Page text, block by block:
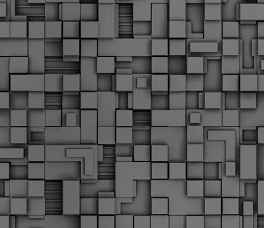
πρόστιμα για 11 διοικητικές
παραβάσεις που έλαβαν
εργασιών από εργολαβικά
συνεργεία και οι οποίες
αφορούσαν εκτέλεση
εργασιών χωρίς νόμιμη
σήμανση και στην απόθεση
υλικών – εργαλείων εκτός του
προβλεπόμενου εργοταξίου.